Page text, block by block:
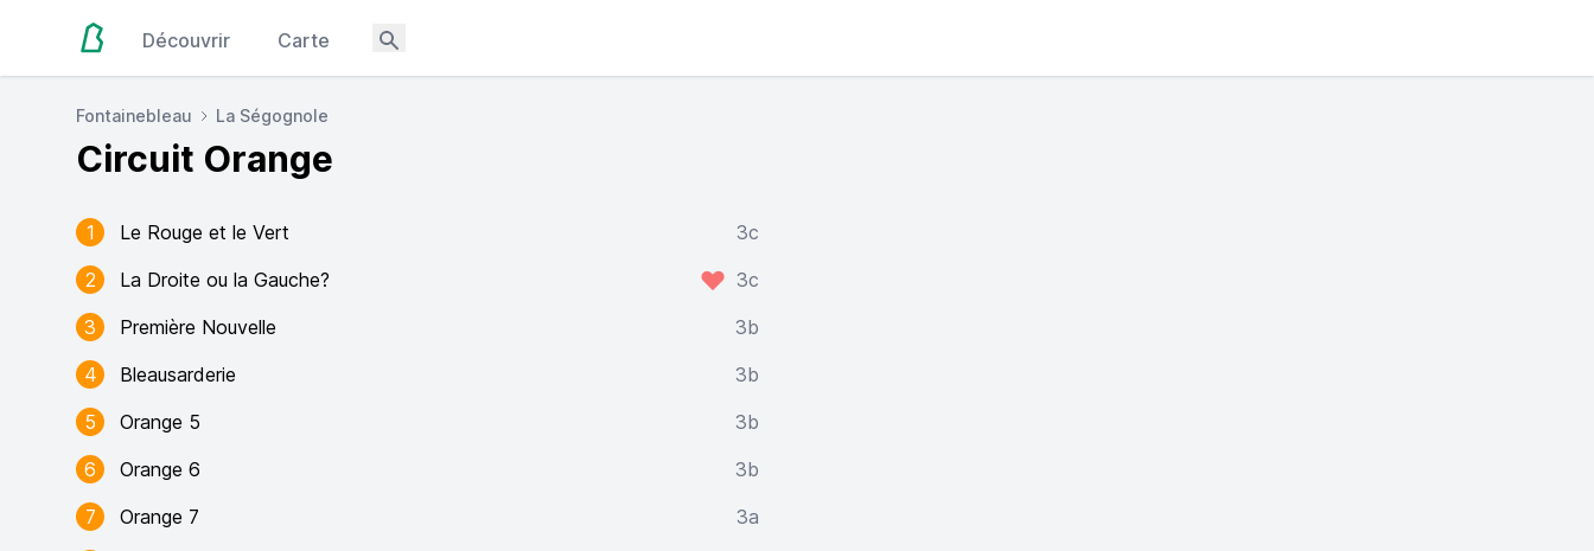
Découvrir Carte
Fontainebleau La Ségognole
Circuit Orange
1 Le Rouge et le Vert
3c
2
La Droite ou la Gauche?
3c
3
Première Nouvelle
3b
4
Bleausarderie
3b
5
Orange 5
3b
6
Orange 6
3b
7
Orange 7
3a